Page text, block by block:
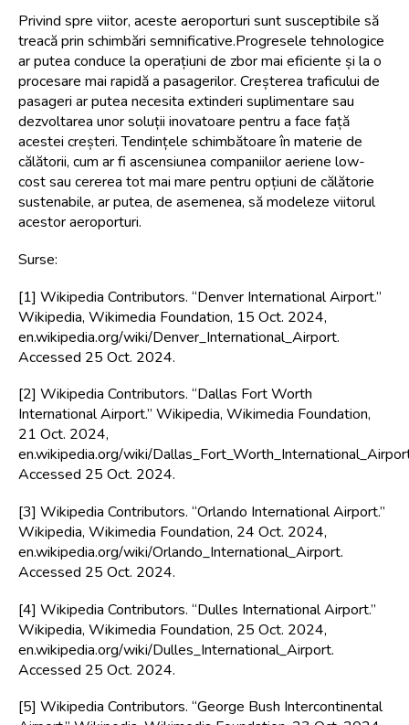
Privind spre viitor, aceste aeroporturi sunt susceptibile să
treacă prin schimbări semnificative.Progresele tehnologice
ar putea conduce la operațiuni de zbor mai eficiente și la o
procesare mai rapidă a pasagerilor. Creșterea traficului de
pasageri ar putea necesita extinderi suplimentare sau
dezvoltarea unor soluții inovatoare pentru a face față
acestei creșteri. Tendințele schimbătoare în materie de
călătorii, cum ar fi ascensiunea companiilor aeriene low-
cost sau cererea tot mai mare pentru opțiuni de călătorie
sustenabile, ar putea, de asemenea, să modeleze viitorul
acestor aeroporturi.
Surse:
[1] Wikipedia Contributors. “Denver International Airport.”
Wikipedia, Wikimedia Foundation, 15 Oct. 2024,
en.wikipedia.org/wiki/Denver_International_Airport.
Accessed 25 Oct. 2024.
[2] Wikipedia Contributors. “Dallas Fort Worth
International Airport.” Wikipedia, Wikimedia Foundation,
21 Oct. 2024,
en.wikipedia.org/wiki/
Accessed 25 Oct. 2024.
[3] Wikipedia Contributors. “Orlando International Airport.”
Wikipedia, Wikimedia Foundation, 24 Oct. 2024,
en.wikipedia.org/wiki/Orlando_International_Airport.
Accessed 25 Oct. 2024.
[4] Wikipedia Contributors. “Dulles International Airport.”
Wikipedia, Wikimedia Foundation, 25 Oct. 2024,
en.wikipedia.org/wiki/Dulles_International_Airport.
Accessed 25 Oct. 2024.
[5] Wikipedia Contributors. “George Bush Intercontinental